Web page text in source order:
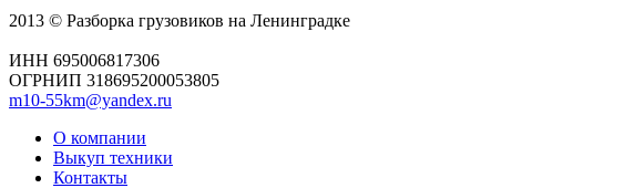
2013 © Разборка грузовиков на Ленинградке
ИНН 695006817306
ОГРНИП 318695200053805
m10-55km@yandex.ru
О компании
Выкуп техники
Контакты